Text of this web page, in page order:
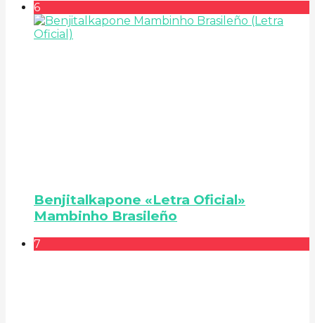
6
Benjitalkapone «Letra Oficial»
Mambinho Brasileño
7